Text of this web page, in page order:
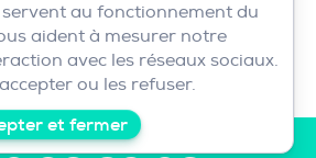
disponibles au
au fonctionnement du
aident à mesurer notre
avec les réseaux sociaux.
ou les refuser.
et fermer